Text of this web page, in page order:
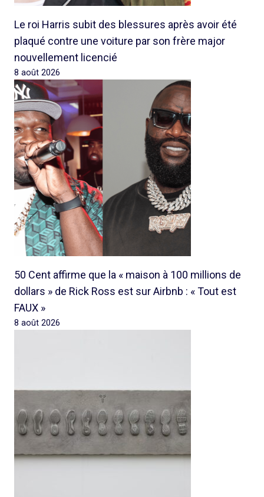
Le roi Harris subit des blessures après avoir été
plaqué contre une voiture par son frère major
nouvellement licencié
8 août 2026
50 Cent affirme que la « maison à 100 millions de
dollars » de Rick Ross est sur Airbnb : « Tout est
FAUX »
8 août 2026